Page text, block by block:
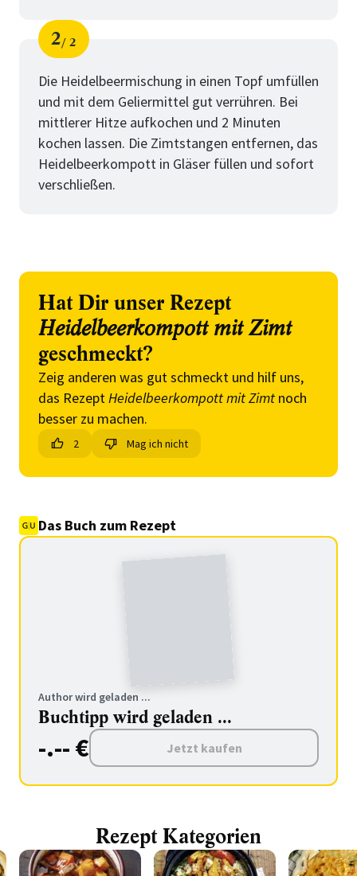
Schritt
2
von
2
Die Heidelbeermischung in einen Topf umfüllen
und mit dem Geliermittel gut verrühren. Bei
mittlerer Hitze aufkochen und 2 Minuten
kochen lassen. Die Zimtstangen entfernen, das
Heidelbeerkompott in Gläser füllen und sofort
verschließen.
Hat Dir unser Rezept
Heidelbeerkompott mit Zimt
geschmeckt?
Zeig anderen was gut schmeckt und hilf uns,
das RezeptHeidelbeerkompott mit Zimt noch
besser zu machen.
2 Mag ich nicht
Das Buch zum Rezept
Author wird geladen ...
Buchtipp wird geladen ...
-.-- € Jetzt kaufen
Rezept Kategorien